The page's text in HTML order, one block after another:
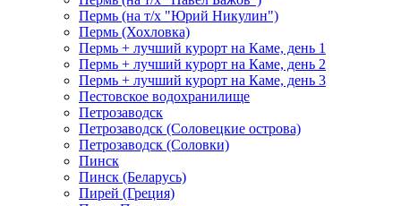
Пермь (на т/х "Юрий Никулин")
Пермь (Хохловка)
Пермь + лучший курорт на Каме, день 1
Пермь + лучший курорт на Каме, день 2
Пермь + лучший курорт на Каме, день 3
Пестовское водохранилище
Петрозаводск
Петрозаводск (Соловецкие острова)
Петрозаводск (Соловки)
Пинск
Пинск (Беларусь)
Пирей (Греция)